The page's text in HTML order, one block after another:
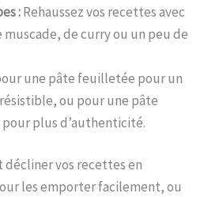
:Rehaussez vos recettes avec
muscade, de curry ou un peu de
une pâte feuilletée pour un
ou pour une pâte
pour plus d’authenticité.
décliner vos recettes en
les emporter facilement, ou